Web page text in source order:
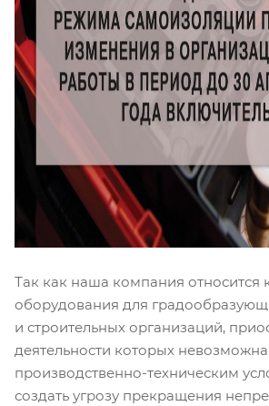
Так как наша компания относится
оборудования для
и строительных организаций,
деятельности которых
производственно-техническим
создать угрозу прекращения